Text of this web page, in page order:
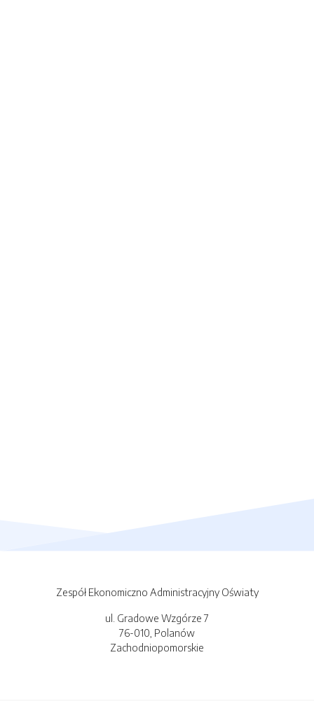
Zespół Ekonomiczno Administracyjny Oświaty
ul. Gradowe Wzgórze 7
76-010, Polanów
Zachodniopomorskie